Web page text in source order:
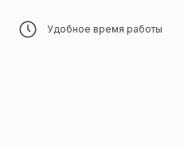
Удобное время работы